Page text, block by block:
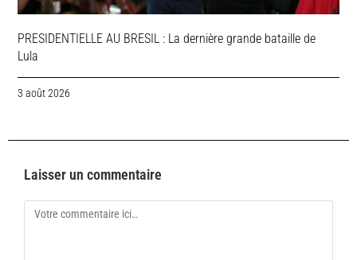
PRESIDENTIELLE AU BRESIL : La dernière grande bataille de
Lula
3 août 2026
Laisser un commentaire